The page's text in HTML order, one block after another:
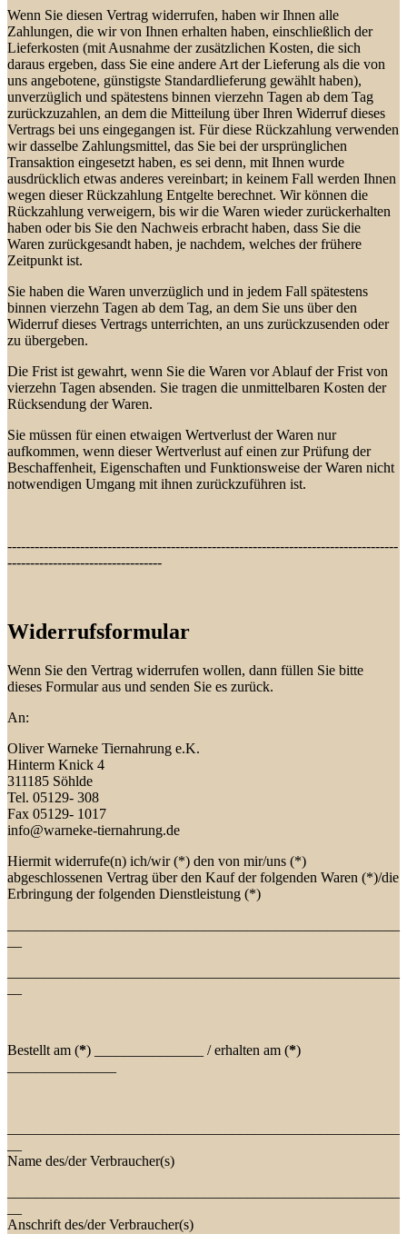
Wenn Sie diesen Vertrag widerrufen, haben wir Ihnen alle
Zahlungen, die wir von Ihnen erhalten haben, einschließlich der
Lieferkosten (mit Ausnahme der zusätzlichen Kosten, die sich
daraus ergeben, dass Sie eine andere Art der Lieferung als die von
uns angebotene, günstigste Standardlieferung gewählt haben),
unverzüglich und spätestens binnen vierzehn Tagen ab dem Tag
zurückzuzahlen, an dem die Mitteilung über Ihren Widerruf dieses
Vertrags bei uns eingegangen ist. Für diese Rückzahlung verwenden
wir dasselbe Zahlungsmittel, das Sie bei der ursprünglichen
Transaktion eingesetzt haben, es sei denn, mit Ihnen wurde
ausdrücklich etwas anderes vereinbart; in keinem Fall werden Ihnen
wegen dieser Rückzahlung Entgelte berechnet. Wir können die
Rückzahlung verweigern, bis wir die Waren wieder zurückerhalten
haben oder bis Sie den Nachweis erbracht haben, dass Sie die
Waren zurückgesandt haben, je nachdem, welches der frühere
Zeitpunkt ist.
Sie haben die Waren unverzüglich und in jedem Fall spätestens
binnen vierzehn Tagen ab dem Tag, an dem Sie uns über den
Widerruf dieses Vertrags unterrichten, an uns zurückzusenden oder
zu übergeben.
Die Frist ist gewahrt, wenn Sie die Waren vor Ablauf der Frist von
vierzehn Tagen absenden. Sie tragen die unmittelbaren Kosten der
Rücksendung der Waren.
Sie müssen für einen etwaigen Wertverlust der Waren nur
aufkommen, wenn dieser Wertverlust auf einen zur Prüfung der
Beschaffenheit, Eigenschaften und Funktionsweise der Waren nicht
notwendigen Umgang mit ihnen zurückzuführen ist.
--------------------------------------------------------------------------------------
----------------------------------
Widerrufsformular
Wenn Sie den Vertrag widerrufen wollen, dann füllen Sie bitte
dieses Formular aus und senden Sie es zurück.
An:
Oliver Warneke Tiernahrung e.K.
Hinterm Knick 4
311185 Söhlde
Tel. 05129- 308
Fax 05129- 1017
info@warneke-tiernahrung.de
Hiermit widerrufe(n) ich/wir (*) den von mir/uns (*)
abgeschlossenen Vertrag über den Kauf der folgenden Waren (*)/die
Erbringung der folgenden Dienstleistung (*)
Bestellt am (*) _______________ / erhalten am (*)
Name des/der Verbraucher(s)
Anschrift des/der Verbraucher(s)